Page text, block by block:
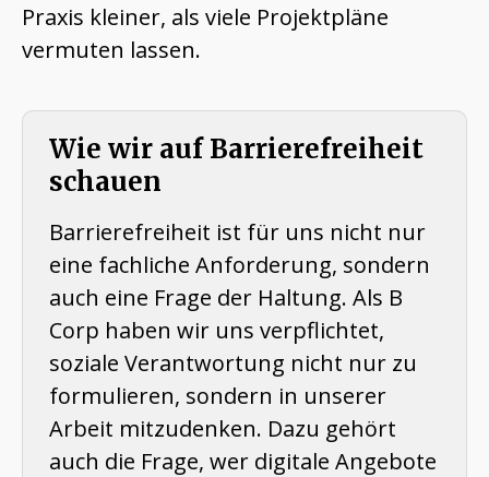
Praxis kleiner, als viele Projektpläne
vermuten lassen.
Wie wir auf Barrierefreiheit
schauen
Barrierefreiheit ist für uns nicht nur
eine fachliche Anforderung, sondern
auch eine Frage der Haltung. Als B
Corp haben wir uns verpflichtet,
soziale Verantwortung nicht nur zu
formulieren, sondern in unserer
Arbeit mitzudenken. Dazu gehört
auch die Frage, wer digitale Angebote